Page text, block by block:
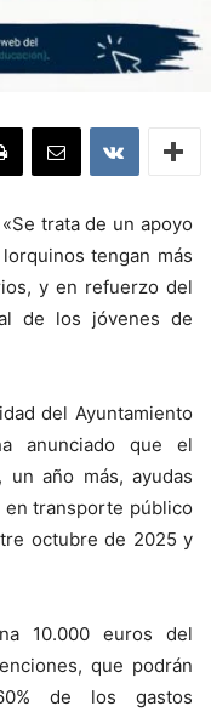
trata de un apoyo
tengan más
y en refuerzo del
de los jóvenes de
del Ayuntamiento
anunciado que el
un año más, ayudas
transporte público
octubre de 2025 y
10.000 euros del
que podrán
de los gastos